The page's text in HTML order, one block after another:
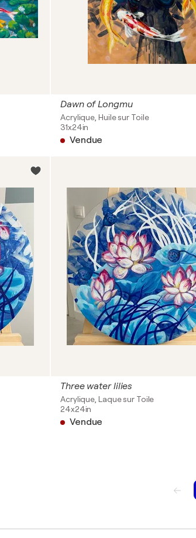
Dawn of Longmu
Acrylique, Huile sur Toile
31x24in
Vendue
Three water lilies
Acrylique, Laque sur Toile
24x24in
Vendue